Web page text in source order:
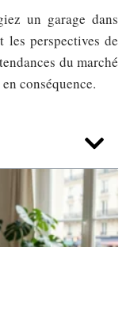
un garage dans
les perspectives de
du marché
conséquence.